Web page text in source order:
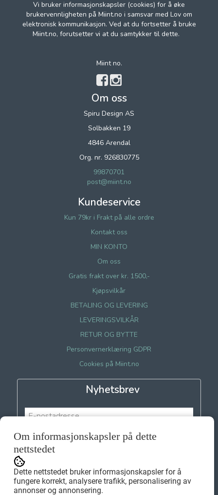
Vi bruker informasjonskapsler (cookies) for å øke
brukervennligheten på Miint.no i samsvar med Lov om
elektronisk kommunikasjon. Ved at du fortsetter å bruke
Miint.no, forutsetter vi at du samtykker til dette.
Miint no.
Om oss
Spiru Design AS
Solbakken 19
4846 Arendal
Org. nr. 926830775
99870701
post@miint.no
Kundeservice
Kun 79kr i Frakt på alle ordre
Kontakt oss
MIN KONTO
Om oss
Gratis frakt over kr. 1500,-
Kjøpsvilkår
BETALING OG LEVERING
LEVERINGSVILKÅR
RETUR OG BYTTE
Personvernerklæring GDPR
Cookies på Miint.no
Nyhetsbrev
Om informasjonskapsler på dette
nettstedet
Dette nettstedet bruker informasjonskapsler for å
fungere korrekt, analysere trafikk, personalisering av
annonser og annonsering.